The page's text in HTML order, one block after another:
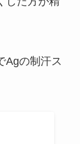
Agの制汗ス